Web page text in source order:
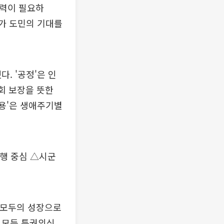
이 필요하
도민의 기대를
. '공정'은 인
보장을 뜻한
'은 생애주기별
중심 △시군
두의 성장으로